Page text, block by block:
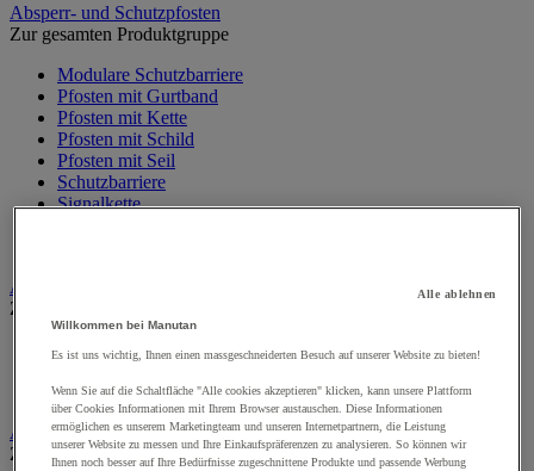
Absperr- und Schutzpfosten
Zur gesamten Produktgruppe
Modulare Schutzbarriere
Pfosten mit Gurtband
Pfosten mit Kette
Pfosten mit Schild
Pfosten mit Seil
Schutzbarriere
Signalkette
Alarm und Videoüberwachung
Zur gesamten Produktgruppe
Alarm und Bewegungsmelder
Videoüberwachung
Auffangwannen-, Behälter und Zubehör
Zur gesamten Produktgruppe
Alle ablehnen
Willkommen bei Manutan
Es ist uns wichtig, Ihnen einen massgeschneiderten Besuch auf unserer Website zu bieten!
Wenn Sie auf die Schaltfläche "Alle cookies akzeptieren" klicken, kann unsere Plattform
über Cookies Informationen mit Ihrem Browser austauschen. Diese Informationen
ermöglichen es unserem Marketingteam und unseren Internetpartnern, die Leistung
unserer Website zu messen und Ihre Einkaufspräferenzen zu analysieren. So können wir
Ihnen noch besser auf Ihre Bedürfnisse zugeschnittene Produkte und passende Werbung